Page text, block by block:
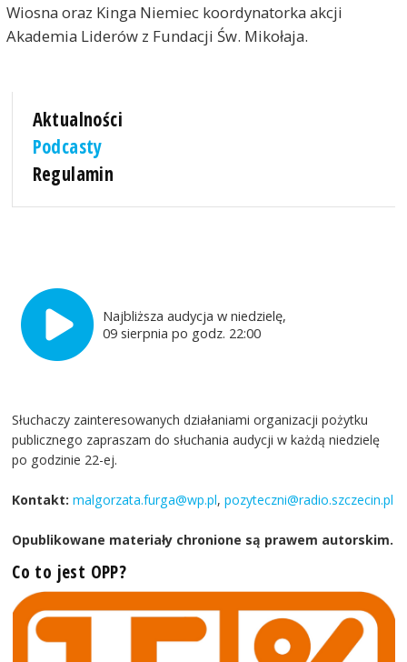
Wiosna oraz Kinga Niemiec koordynatorka akcji
Akademia Liderów z Fundacji Św. Mikołaja.
Aktualności
Podcasty
Regulamin
Najbliższa audycja w niedzielę,
09 sierpnia po godz. 22:00
Słuchaczy zainteresowanych działaniami organizacji pożytku
publicznego zapraszam do słuchania audycji w każdą niedzielę
po godzinie 22-ej.
Kontakt: malgorzata.furga@wp.pl,pozyteczni@radio.szczecin.pl
Opublikowane materiały chronione są prawem autorskim.
Co to jest OPP?